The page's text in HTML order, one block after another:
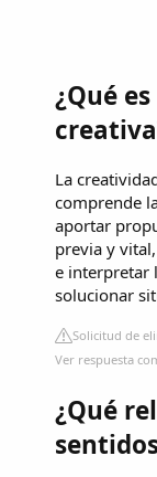
¿Qué
La
comprende
aportar
previa y
e interpretar
solucionar
Solicitud de
Ver respuesta
¿Qué